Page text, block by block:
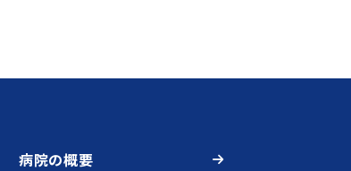
病院の概要